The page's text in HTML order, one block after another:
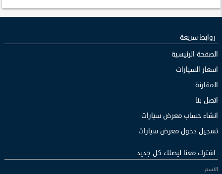
روابط سريعة
الصفحة الرئيسية
اسعار السيارات
المقارنة
اتصل بنا
انشاء حساب معرض سيارات
تسجيل دخول معرض سيارات
اشترك معنا ليصلك كل جديد
الاسم: